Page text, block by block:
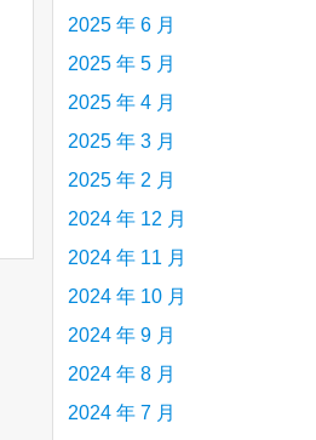
2025 年 6 月
2025 年 5 月
2025 年 4 月
2025 年 3 月
2025 年 2 月
2024 年 12 月
2024 年 11 月
2024 年 10 月
2024 年 9 月
2024 年 8 月
2024 年 7 月